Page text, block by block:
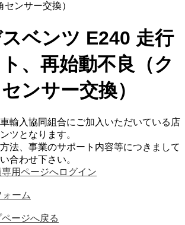
センサー交換）
ベンツ E240 走行
、再始動不良（ク
ンサー交換）
輸入協同組合にご加入いただいている店
ツとなります。
法、事業のサポート内容等につきまして
い合わせ下さい。
用ページへログイン
ーム
ージへ戻る